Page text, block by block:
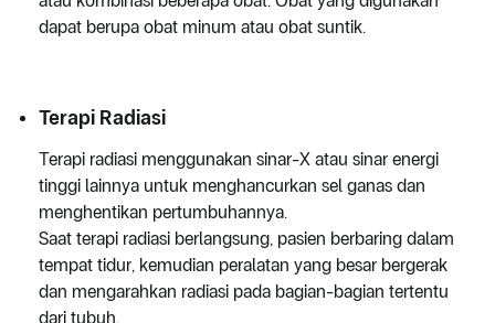
dapat berupa obat minum atau obat suntik.
Terapi Radiasi
Terapi radiasi menggunakan sinar-X atau sinar energi
tinggi lainnya untuk menghancurkan sel ganas dan
menghentikan pertumbuhannya.
Saat terapi radiasi berlangsung, pasien berbaring dalam
tempat tidur, kemudian peralatan yang besar bergerak
dan mengarahkan radiasi pada bagian-bagian tertentu
dari tubuh.